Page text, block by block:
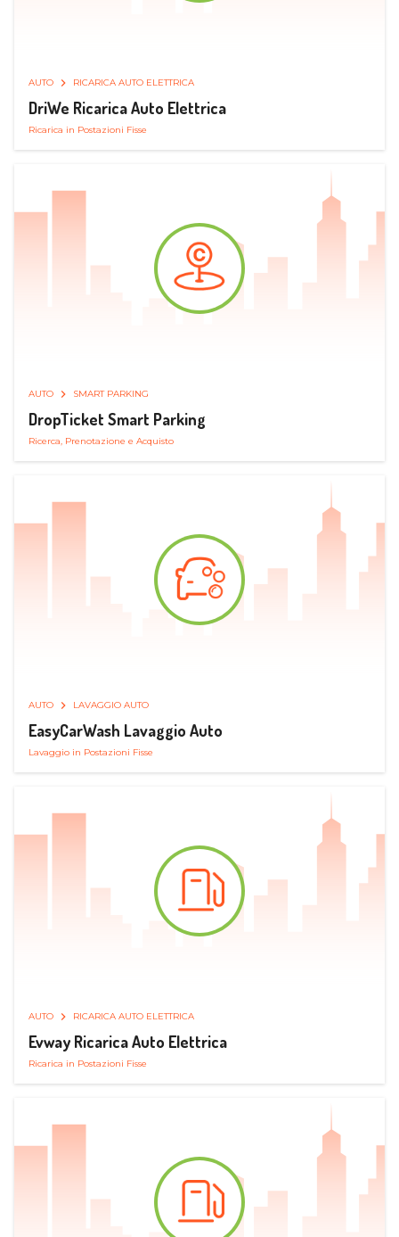
AUTO RICARICA AUTO ELETTRICA
DriWe Ricarica Auto Elettrica
Ricarica in Postazioni Fisse
AUTO SMART PARKING
DropTicket Smart Parking
Ricerca, Prenotazione e Acquisto
AUTO LAVAGGIO AUTO
EasyCarWash Lavaggio Auto
Lavaggio in Postazioni Fisse
AUTO RICARICA AUTO ELETTRICA
Evway Ricarica Auto Elettrica
Ricarica in Postazioni Fisse